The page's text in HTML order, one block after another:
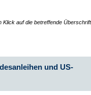
Klick auf die betreffende Überschrift
und US-